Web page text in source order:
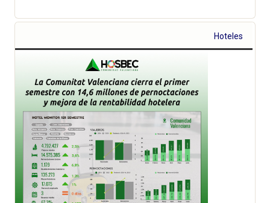
Hoteles